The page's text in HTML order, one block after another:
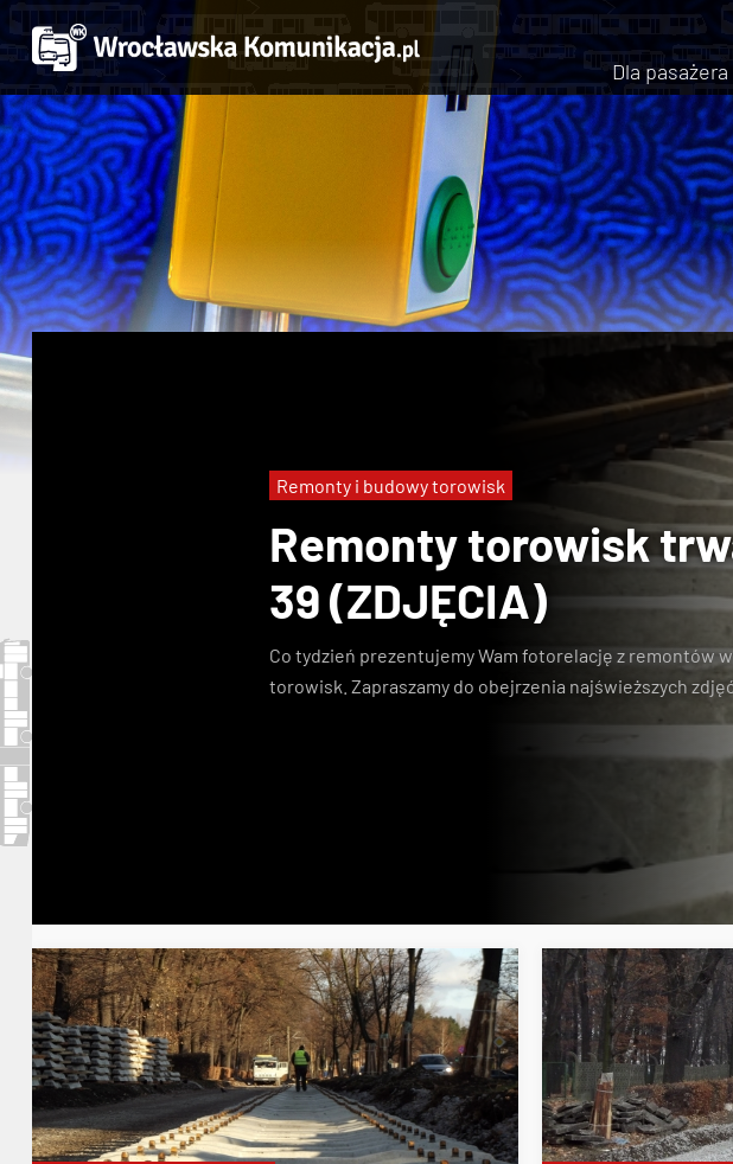
Dla pasażera
Remonty torowisk
39 (ZDJĘCIA)
Co tydzień prezentujemy Wam fotorelację z remontów
torowisk. Zapraszamy do obejrzenia najświeższych
Remonty i budowy torowisk